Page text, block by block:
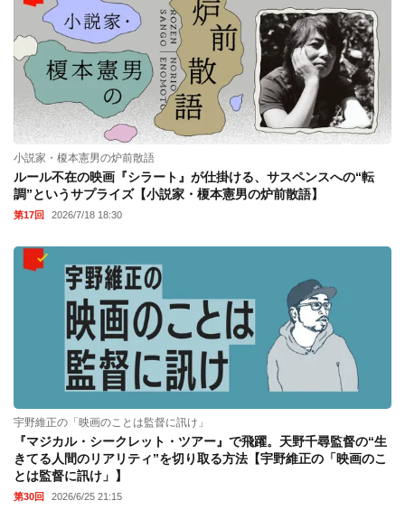
小説家・榎本憲男の炉前散語
ルール不在の映画『シラート』が仕掛ける、サスペンスへの“転
調”というサプライズ【小説家・榎本憲男の炉前散語】
第17回 2026/7/18 18:30
宇野維正の「映画のことは監督に訊け」
『マジカル・シークレット・ツアー』で飛躍。天野千尋監督の“生
きてる人間のリアリティ”を切り取る方法【宇野維正の「映画のこ
とは監督に訊け」】
第30回 2026/6/25 21:15